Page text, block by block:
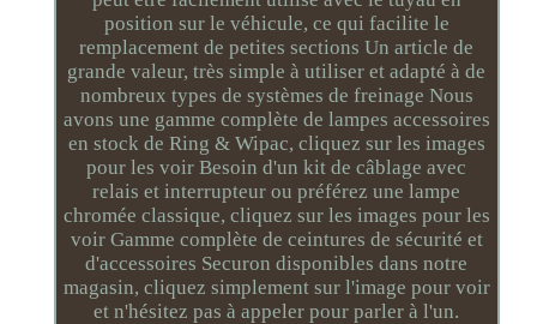
position sur le véhicule, ce qui facilite le
remplacement de petites sections Un article de
grande valeur, très simple à utiliser et adapté à de
nombreux types de systèmes de freinage Nous
avons une gamme complète de lampes accessoires
en stock de Ring & Wipac, cliquez sur les images
pour les voir Besoin d'un kit de câblage avec
relais et interrupteur ou préférez une lampe
chromée classique, cliquez sur les images pour les
voir Gamme complète de ceintures de sécurité et
d'accessoires Securon disponibles dans notre
magasin, cliquez simplement sur l'image pour voir
et n'hésitez pas à appeler pour parler à l'un.